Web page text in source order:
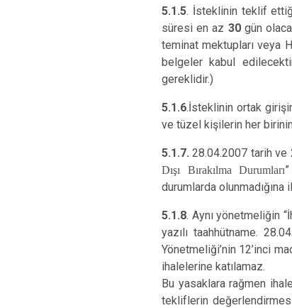
5.1.5. İsteklinin teklif
süresi en az 30gün
teminat mektupları veya
belgeler kabul
gereklidir.)
5.1.6.İsteklinin ortak
ve tüzel kişilerin her
5.1.7.28.04.2007 tarih ve
Dışı Bırakılma Durumları
durumlarda olunmadığına
5.1.8. Aynı yönetmeliğin
yazılı taahhütname.
Yönetmeliği’nin 12’inci
ihalelerine katılamaz.
Bu yasaklara rağmen
tekliflerin